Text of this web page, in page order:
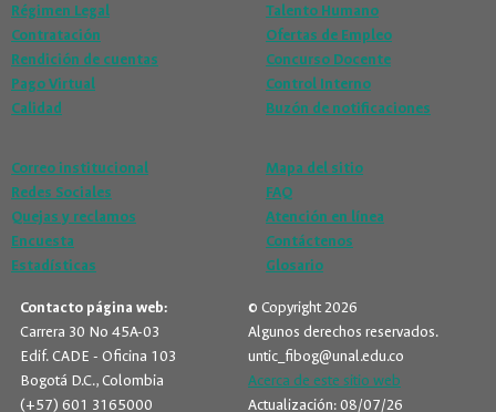
Régimen Legal
Contratación
Rendición de cuentas
Pago Virtual
Calidad
Talento Humano
Ofertas de Empleo
Concurso Docente
Control Interno
Buzón de notificaciones
Correo institucional
Redes Sociales
Quejas y reclamos
Encuesta
Estadísticas
Mapa del sitio
FAQ
Atención en línea
Contáctenos
Glosario
Contacto página web:
Carrera 30 No 45A-03
Edif. CADE - Oficina 103
Bogotá D.C., Colombia
(+57) 601 3165000
© Copyright 2026
Algunos derechos reservados.
untic_fibog@unal.edu.co
Acerca de este sitio web
Actualización: 08/07/26